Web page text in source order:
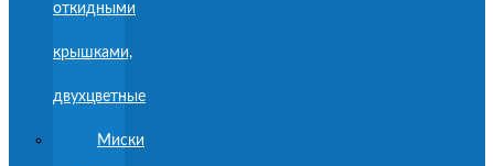
откидными
крышками,
двухцветные
Миски